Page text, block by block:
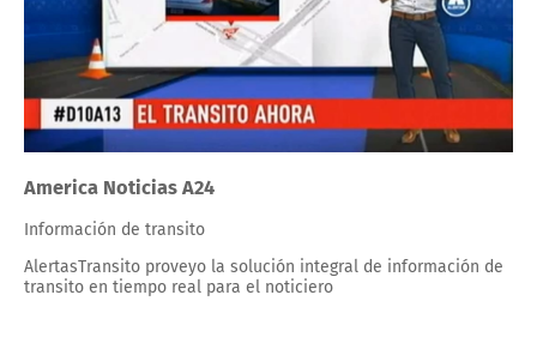
America Noticias A24
Información de transito
AlertasTransito proveyo la solución integral de información de
transito en tiempo real para el noticiero